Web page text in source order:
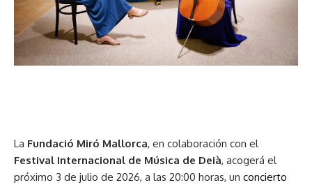
La Fundació Miró Mallorca, en colaboración con el
Festival Internacional de Música de Deià, acogerá el
próximo 3 de julio de 2026, a las 20:00 horas, un concierto